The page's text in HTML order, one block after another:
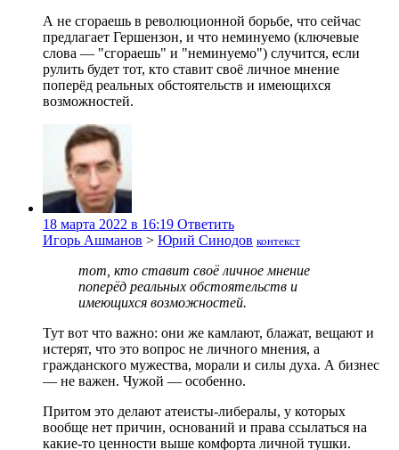
А не сгораешь в революционной борьбе, что сейчас
предлагает Гершензон, и что неминуемо (ключевые
слова — "сгораешь" и "неминуемо") случится, если
рулить будет тот, кто ставит своё личное мнение
поперёд реальных обстоятельств и имеющихся
возможностей.
18 марта 2022 в 16:19 Ответить
Игорь Ашманов > Юрий Синодов контекст
тот, кто ставит своё личное мнение
поперёд реальных обстоятельств и
имеющихся возможностей.
Тут вот что важно: они же камлают, блажат, вещают и
истерят, что это вопрос не личного мнения, а
гражданского мужества, морали и силы духа. А бизнес
— не важен. Чужой — особенно.
Притом это делают атеисты-либералы, у которых
вообще нет причин, оснований и права ссылаться на
какие-то ценности выше комфорта личной тушки.